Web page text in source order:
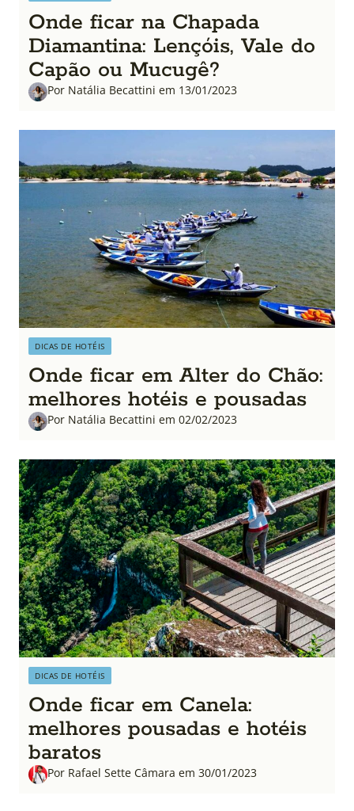
Onde ficar na Chapada
Diamantina: Lençóis, Vale do
Capão ou Mucugê?
Por Natália Becattini em 13/01/2023
DICAS DE HOTÉIS
Onde ficar em Alter do Chão:
melhores hotéis e pousadas
Por Natália Becattini em 02/02/2023
DICAS DE HOTÉIS
Onde ficar em Canela:
melhores pousadas e hotéis
baratos
Por Rafael Sette Câmara em 30/01/2023